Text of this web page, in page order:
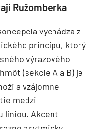
Ružomberka
vychádza z
princípu, ktorý
výrazového
(sekcie A a B) je
a vzájomne
medzi
líniou. Akcent